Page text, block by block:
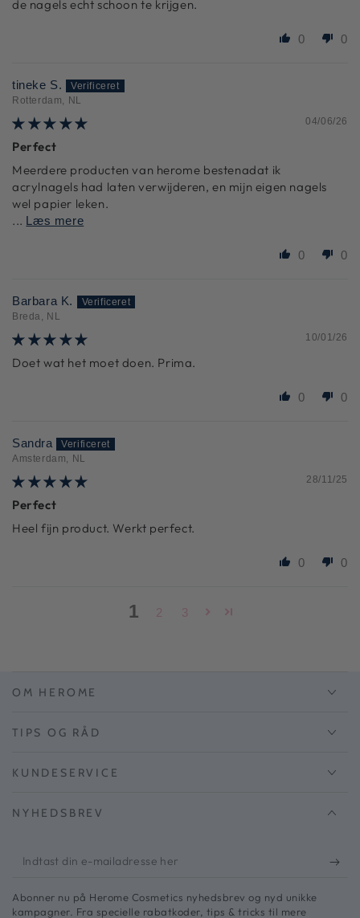
de nagels echt schoon te krijgen.
0 0
tineke S.
Rotterdam, NL
04/06/26
Perfect
Meerdere producten van herome bestenadat ik
acrylnagels had laten verwijderen, en mijn eigen nagels
wel papier leken.
... Læs mere
0 0
Barbara K.
Breda, NL
10/01/26
Doet wat het moet doen. Prima.
0 0
Sandra
Amsterdam, NL
28/11/25
Perfect
Heel fijn product. Werkt perfect.
0 0
1 2 3
OM HEROME
TIPS OG RÅD
KUNDESERVICE
NYHEDSBREV
Indtast
e-
Abonner nu på Herome Cosmetics nyhedsbrev og nyd unikke
kampagner. Fra specielle rabatkoder, tips & tricks til mere